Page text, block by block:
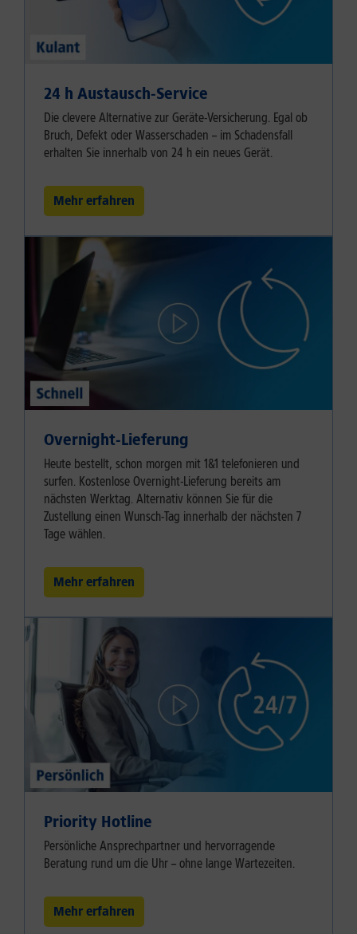
24 h Austausch-Service
Die clevere Alternative zur Geräte-Versicherung. Egal ob
Bruch, Defekt oder Wasserschaden – im Schadensfall
erhalten Sie innerhalb von 24 h ein neues Gerät.
Mehr erfahren
Overnight-Lieferung
Heute bestellt, schon morgen mit 1&1 telefonieren und
surfen. Kostenlose Overnight-Lieferung bereits am
nächsten Werktag. Alternativ können Sie für die
Zustellung einen Wunsch-Tag innerhalb der nächsten 7
Tage wählen.
Mehr erfahren
Priority Hotline
Persönliche Ansprechpartner und hervorragende
Beratung rund um die Uhr – ohne lange Wartezeiten.
Mehr erfahren